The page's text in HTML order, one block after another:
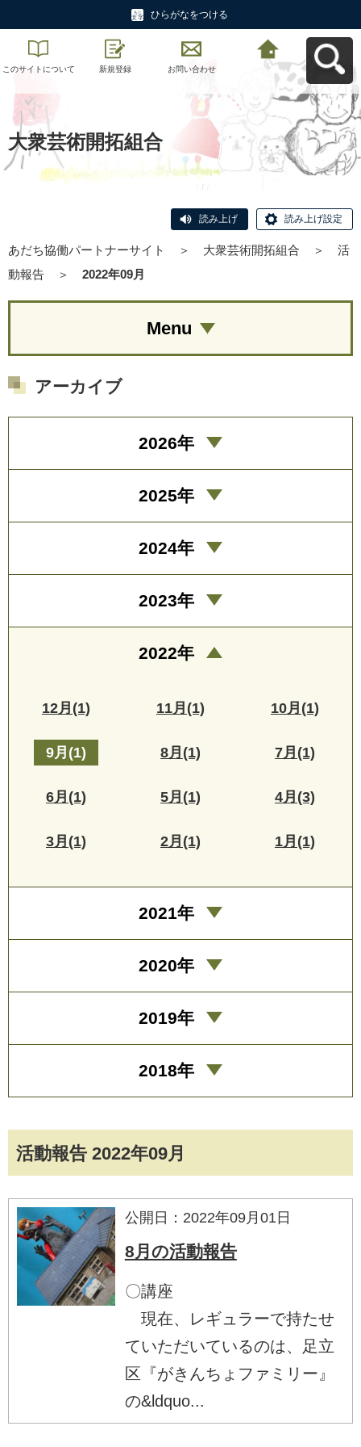
ひらがなをつける
このサイトについて 新規登録 お問い合わせ
あだち協働パートナ
ーサイトへ戻る
大衆芸術開拓組合
読み上げ 読み上げ設定
あだち協働パートナーサイト ＞ 大衆芸術開拓組合 ＞
活
動報告
＞ 2022年09月
活動報告 2022年09月
公開日：2022年09月01日
8月の活動報告
〇講座
現在、レギュラーで持たせ
ていただいているのは、足立
区『がきんちょファミリー』
の&ldquo...
Menu
アーカイブ
2026年
2025年
2024年
2023年
2022年
12月(1) 11月(1) 10月(1)
9月(1) 8月(1) 7月(1)
6月(1) 5月(1) 4月(3)
3月(1) 2月(1) 1月(1)
2021年
2020年
2019年
2018年